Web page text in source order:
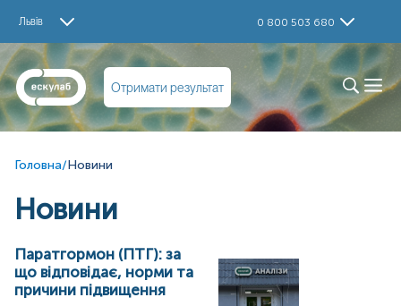
Львів 0 800 503 680
Отримати результат
Головна/Новини
Новини
Паратгормон (ПТГ): за
що відповідає, норми та
причини підвищення